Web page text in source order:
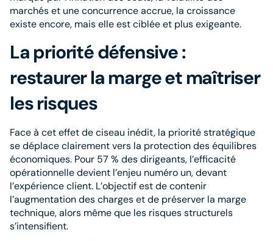
marchés et une concurrence accrue, la croissance
existe encore, mais elle est ciblée et plus exigeante.
La priorité défensive :
restaurer la marge et maîtriser
les risques
Face à cet effet de ciseau inédit, la priorité stratégique
se déplace clairement vers la protection des équilibres
économiques. Pour 57 % des dirigeants, l’efficacité
opérationnelle devient l’enjeu numéro un, devant
l’expérience client. L’objectif est de contenir
l’augmentation des charges et de préserver la marge
technique, alors même que les risques structurels
s’intensifient.